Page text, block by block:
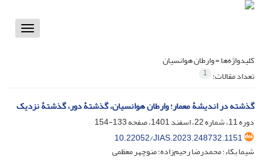
Toggle
کلیدواژه‌ها =وارطان هوانسیان
تعداد مقالات: 1
گذشته در اندیشۀ معمار؛ وارطان هوانسیان، گذشتۀ دور، گذشتۀ نزدیک
دوره 11، شماره 22، اسفند 1401، صفحه
133-154
10.22052/JIAS.2023.248732.1151
شیما بکاء؛ محمدرضا رحیم‌زاده؛ منوچهر معظمی